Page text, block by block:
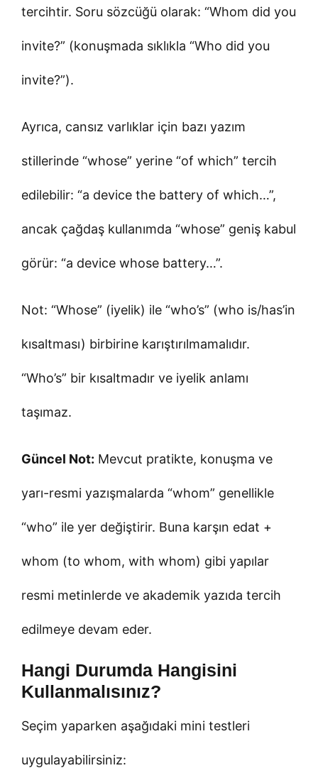
tercihtir. Soru sözcüğü olarak: “Whom did you
invite?” (konuşmada sıklıkla “Who did you
invite?”).
Ayrıca, cansız varlıklar için bazı yazım
stillerinde “whose” yerine “of which” tercih
edilebilir: “a device the battery of which…”,
ancak çağdaş kullanımda “whose” geniş kabul
görür: “a device whose battery…”.
Not: “Whose” (iyelik) ile “who’s” (who is/has’in
kısaltması) birbirine karıştırılmamalıdır.
“Who’s” bir kısaltmadır ve iyelik anlamı
taşımaz.
Güncel Not: Mevcut pratikte, konuşma ve
yarı-resmi yazışmalarda “whom” genellikle
“who” ile yer değiştirir. Buna karşın edat +
whom (to whom, with whom) gibi yapılar
resmi metinlerde ve akademik yazıda tercih
edilmeye devam eder.
Hangi Durumda Hangisini
Kullanmalısınız?
Seçim yaparken aşağıdaki mini testleri
uygulayabilirsiniz: